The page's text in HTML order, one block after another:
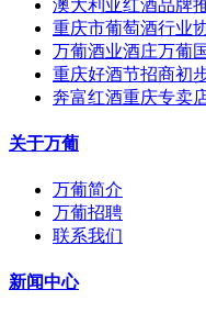
澳大利亚红酒品牌
重庆市葡萄酒行业
万葡酒业酒庄万葡
重庆好酒节招商初
奔富红酒重庆专卖
关于万葡
万葡简介
万葡招聘
联系我们
新闻中心